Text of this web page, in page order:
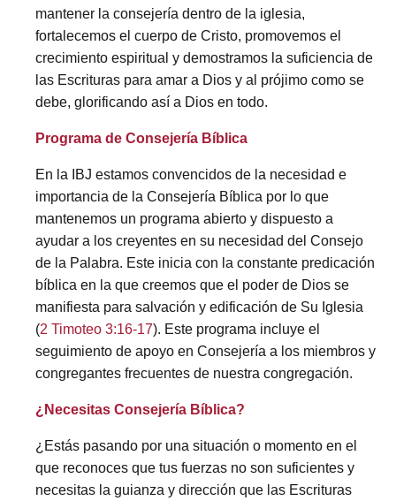
mantener la consejería dentro de la iglesia,
fortalecemos el cuerpo de Cristo, promovemos el
crecimiento espiritual y demostramos la suficiencia de
las Escrituras para amar a Dios y al prójimo como se
debe, glorificando así a Dios en todo.
Programa de Consejería Bíblica
En la IBJ estamos convencidos de la necesidad e
importancia de la Consejería Bíblica por lo que
mantenemos un programa abierto y dispuesto a
ayudar a los creyentes en su necesidad del Consejo
de la Palabra. Este inicia con la constante predicación
bíblica en la que creemos que el poder de Dios se
manifiesta para salvación y edificación de Su Iglesia
(2 Timoteo 3:16-17). Este programa incluye el
seguimiento de apoyo en Consejería a los miembros y
congregantes frecuentes de nuestra congregación.
¿Necesitas Consejería Bíblica?
¿Estás pasando por una situación o momento en el
que reconoces que tus fuerzas no son suficientes y
necesitas la guianza y dirección que las Escrituras